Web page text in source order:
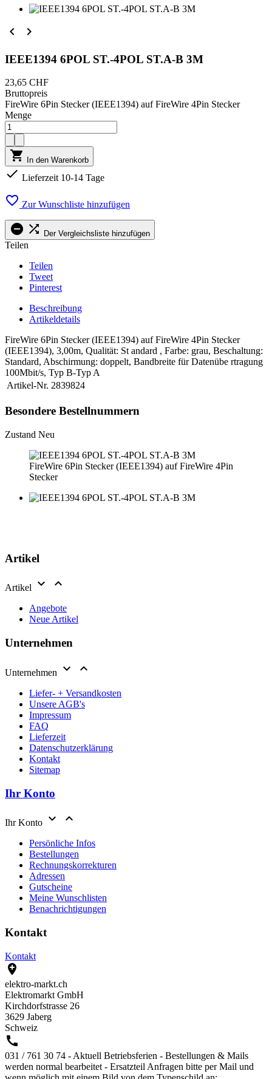
 
IEEE1394 6POL ST.-4POL ST.A-B 3M
23,65 CHF
Bruttopreis
FireWire 6Pin Stecker (IEEE1394) auf FireWire 4Pin Stecker
Menge
 In den Warenkorb
 Lieferzeit 10-14 Tage
 Zur Wunschliste hinzufügen
  Der Vergleichsliste hinzufügen
Teilen
Teilen
Tweet
Pinterest
Beschreibung
Artikeldetails
FireWire 6Pin Stecker (IEEE1394) auf FireWire 4Pin Stecker
(IEEE1394), 3,00m, Qualität: St andard , Farbe: grau, Beschaltung:
Standard, Abschirmung: doppelt, Bandbreite für Datenübe rtragung
100Mbit/s, Typ B-Typ A
Artikel-Nr. 2839824
Besondere Bestellnummern
Zustand Neu
FireWire 6Pin Stecker (IEEE1394) auf FireWire 4Pin
Stecker
Artikel
Artikel  
Angebote
Neue Artikel
Unternehmen
Unternehmen  
Liefer- + Versandkosten
Unsere AGB's
Impressum
FAQ
Lieferzeit
Datenschutzerklärung
Kontakt
Sitemap
Ihr Konto
Ihr Konto  
Persönliche Infos
Bestellungen
Rechnungskorrekturen
Adressen
Gutscheine
Meine Wunschlisten
Benachrichtigungen
Kontakt
Kontakt

elektro-markt.ch
Elektromarkt GmbH
Kirchdorfstrasse 26
3629 Jaberg
Schweiz

031 / 761 30 74 - Aktuell Betriebsferien - Bestellungen & Mails
werden normal bearbeitet - Ersatzteil Anfragen bitte per Mail und